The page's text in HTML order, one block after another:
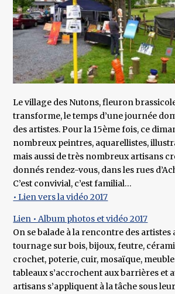
Le village des Nutons, fleuron
transforme, le temps d’une journée
des artistes. Pour la 15ème fois, ce
nombreux peintres, aquarellistes,
mais aussi de très nombreux artisans
donnés rendez-vous, dans les rues
C’est convivial, c’est familial…
• Lien vers la vidéo 2017
Lien • Album photos et vidéo 2017
On se balade à la rencontre des artistes
tournage sur bois, bijoux, feutre,
crochet, poterie, cuir, mosaïque,
tableaux s’accrochent aux barrières et
artisans s’appliquent à la tâche sous